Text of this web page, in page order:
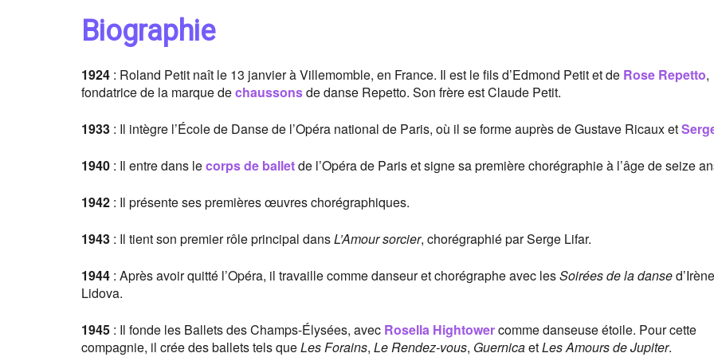
Biographie
1924 : Roland Petit naît le 13 janvier à Villemomble, en France. Il est le fils d’Edmond Petit et de Rose Repetto,
fondatrice de la marque dechaussonsde danse Repetto. Son frère est Claude Petit.
1933 : Il intègre l’École de Danse de l’Opéra national de Paris, où il se forme auprès de Gustave Ricaux et
1940 : Il entre dans lecorps de balletde l’Opéra de Paris et signe sa première chorégraphie à l’âge de seize
1942 : Il présente ses premières œuvres chorégraphiques.
1943 : Il tient son premier rôle principal dansL’Amour sorcier, chorégraphié par Serge Lifar.
1944 : Après avoir quitté l’Opéra, il travaille comme danseur et chorégraphe avec lesSoirées de la dansed’Irène
Lidova.
1945 : Il fonde les Ballets des Champs-Élysées, avec Rosella Hightowercomme danseuse étoile. Pour cette
compagnie, il crée des ballets tels queLes Forains, Le Rendez-vous, GuernicaetLes Amours de Jupiter.